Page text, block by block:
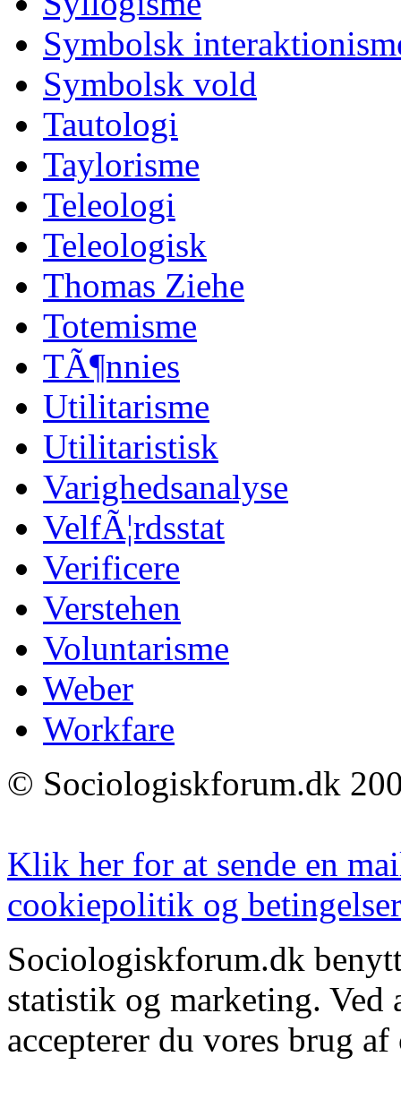
Symbolsk
Symbolsk vold
Tautologi
Taylorisme
Teleologi
Teleologisk
Thomas Ziehe
Totemisme
TÃ¶nnies
Utilitarisme
Utilitaristisk
Varighedsanalyse
VelfÃ¦rdsstat
Verificere
Verstehen
Voluntarisme
Weber
Workfare
© Sociologiskforum.dk
Klik her for at sende en
cookiepolitik og
Sociologiskforum.dk
statistik og marketing. Ved
accepterer du vores brug